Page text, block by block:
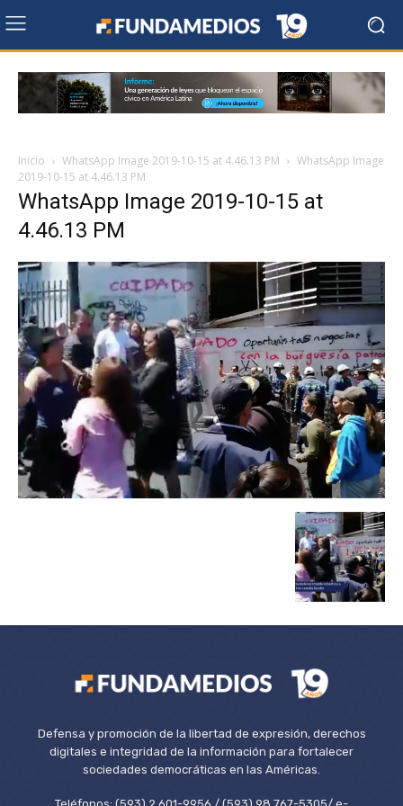
Inicio WhatsApp Image 2019-10-15 at 4.46.13 PM
WhatsApp Image
2019-10-15 at 4.46.13 PM
WhatsApp Image 2019-10-15 at
4.46.13 PM
Defensa y promoción de la libertad de expresión, derechos
digitales e integridad de la información para fortalecer
sociedades democráticas en las Américas.